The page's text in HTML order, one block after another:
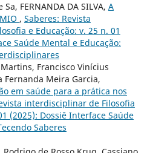
FERNANDA DA SILVA, A
, Saberes: Revista
e Educação: v. 25 n. 01
Saúde Mental e Educação:
Francisco Vinícius
Fernanda Meira Garcia,
em saúde para a prática nos
interdisciplinar de Filosofia
(2025): Dossiê Interface Saúde
Saberes